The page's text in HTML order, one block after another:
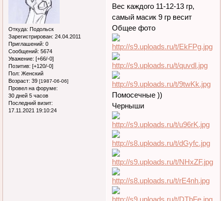
Откуда: Подольск
Зарегистрирован: 24.04.2011
Приглашений: 0
Сообщений: 5674
Уважение: [+66/-0]
Позитив: [+120/-0]
Пол: Женский
Возраст: 39 [1987-06-06]
Провел на форуме:
30 дней 5 часов
Последний визит:
17.11.2021 19:10:24
Вес каждого 11-12-13 гр,
самый масик 9 гр весит
Общее фото
Помосечные ))
Черныши